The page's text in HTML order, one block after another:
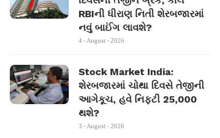
RBIની ધીરાણ નિતી શેરબજારમાં
નવું બાઈંગ લાવશે?
4 - August - 2026
Stock Market India:
શેરબજારમાં ચોથા દિવસે તેજીની
આગેકૂચ, હવે નિફ્ટી 25,000
થશે?
3 - August - 2026